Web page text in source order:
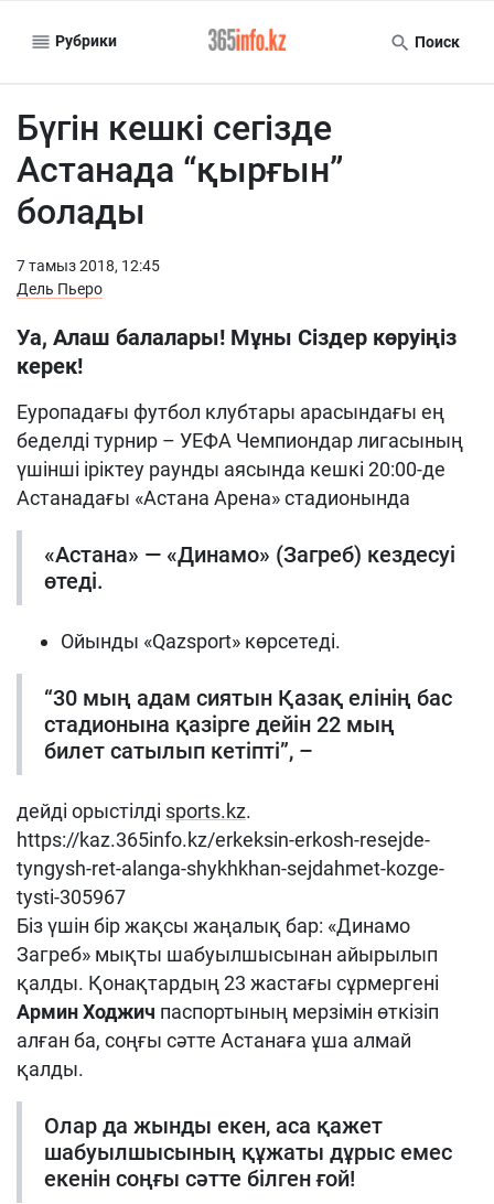
Рубрики Поиск
Бүгін кешкі сегізде
Астанада “қырғын”
болады
7 тамыз 2018, 12:45
Дель Пьеро
Уа, Алаш балалары! Мұны Сіздер көруіңіз
керек!
Еуропадағы футбол клубтары арасындағы ең
беделді турнир – УЕФА Чемпиондар лигасының
үшінші іріктеу раунды аясында кешкі 20:00-де
Астанадағы «Астана Арена» стадионында
«Астана» — «Динамо» (Загреб) кездесуі
өтеді.
Ойынды «Qazsport» көрсетеді.
“30 мың адам сиятын Қазақ елінің бас
стадионына қазірге дейін 22 мың
билет сатылып кетіпті”, –
дейді орыстілді sports.kz.
https://kaz.365info.kz/erkeksin-erkosh-resejde-
tyngysh-ret-alanga-shykhkhan-sejdahmet-kozge-
tysti-305967
Біз үшін бір жақсы жаңалық бар: «Динамо
Загреб» мықты шабуылшысынан айырылып
қалды. Қонақтардың 23 жастағы сұрмергені
Армин Ходжич паспортының мерзімін өткізіп
алған ба, соңғы сәтте Астанаға ұша алмай
қалды.
Олар да жынды екен, аса қажет
шабуылшысының құжаты дұрыс емес
екенін соңғы сәтте білген ғой!